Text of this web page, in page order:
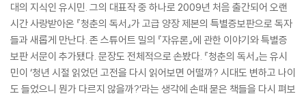
대의 지식인 유시민. 그의 대표작 중 하나로 2009년 처음 출간되어 오랜
시간 사랑받아온 『청춘의 독서』가 고급 양장 제본의 특별증보판으로 독자
들과 새롭게 만난다. 존 스튜어트 밀의 『자유론』에 관한 이야기와 특별증
보판 서문이 추가됐다. 문장도 전체적으로 손봤다. 『청춘의 독서』는 유시
민이 ‘청년 시절 읽었던 고전을 다시 읽어보면 어떨까? 시대도 변하고 나이
도 들었으니 뭔가 다르지 않을까?’라는 생각에 손때 묻은 책들을 다시 펴보